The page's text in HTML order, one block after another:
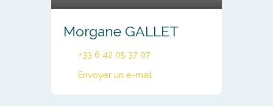
Morgane GALLET
+33 6 42 05 37 07
Envoyer un e-mail